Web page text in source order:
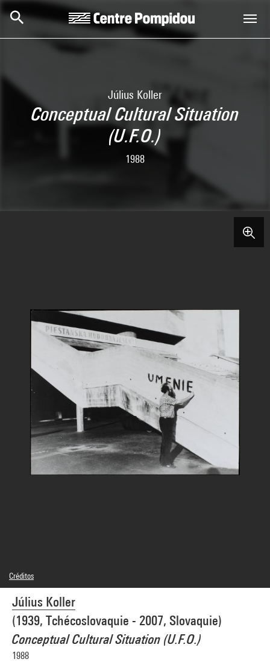
Skip to main content
Centre Pompidou
Július Koller
Conceptual Cultural Situation
(U.F.O.)
1988
Július Koller
(1939, Tchécoslovaquie - 2007, Slovaquie)
Conceptual Cultural Situation (U.F.O.)
1988
Créditos
© Július Koller
Créditos fotográficos : Centre Pompidou, MNAM-CCI/Philippe Migeat/Dist.
GrandPalaisRmn
Referencia de la imagen : 4N02163
Difusión de la imagen :GrandPalaisRmnPhoto